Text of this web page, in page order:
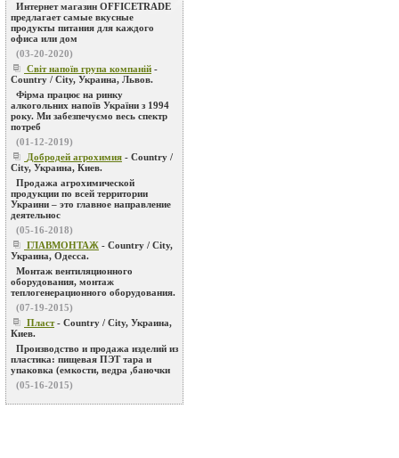
Интернет магазин OFFICETRADE
предлагает самые вкусные
продукты питания для каждого
офиса или дом
(03-20-2020)
Світ напоїв група компаній -
Country / City, Украина, Львов.
Фірма працює на ринку
алкогольних напоїв України з 1994
року. Ми забезпечуємо весь спектр
потреб
(01-12-2019)
Добродей агрохимия - Country /
City, Украина, Киев.
Продажа агрохимической
продукции по всей территории
Украини – это главное направление
деятельнос
(05-16-2018)
ГЛАВМОНТАЖ - Country / City,
Украина, Одесса.
Монтаж вентиляционного
оборудования, монтаж
теплогенерационного оборудования.
(07-19-2015)
Пласт- Country / City, Украина,
Киев.
Производство и продажа изделий из
пластика: пищевая ПЭТ тара и
упаковка (емкости, ведра ,баночки
(05-16-2015)